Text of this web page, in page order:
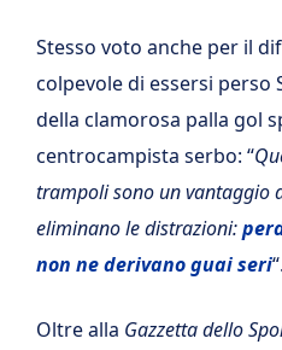
Stesso voto anche per il
colpevole di essersi perso
della clamorosa palla gol
centrocampista serbo: “
trampoli sono un vantaggio
eliminano le distrazioni:
non ne derivano guai seri“.
Oltre alla Gazzetta dello